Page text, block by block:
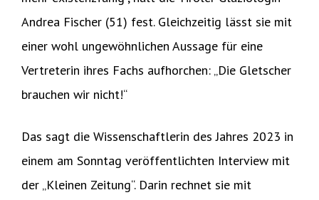
Andrea Fischer (51) fest. Gleichzeitig lässt sie mit
einer wohl ungewöhnlichen Aussage für eine
Vertreterin ihres Fachs aufhorchen: „Die Gletscher
brauchen wir nicht!“
Das sagt die Wissenschaftlerin des Jahres 2023 in
einem am Sonntag veröffentlichten Interview mit
der „Kleinen Zeitung“. Darin rechnet sie mit